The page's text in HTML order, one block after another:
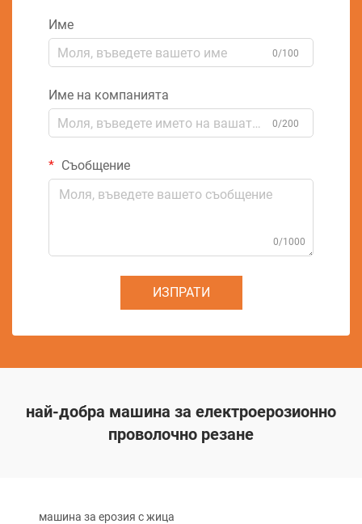
Име
0/100
Име на компанията
0/200
Съобщение
0/1000
ИЗПРАТИ
най-добра машина за електроерозионно
проволочно резане
машина за ерозия с жица